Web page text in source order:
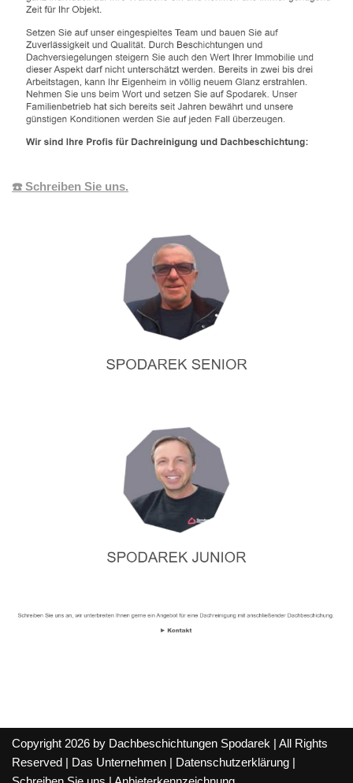
☎️ Schreiben Sie uns.
Copyright 2026 by Dachbeschichtungen Spodarek | All Rights
Reserved |
Das Unternehmen Datenschutzerklärung